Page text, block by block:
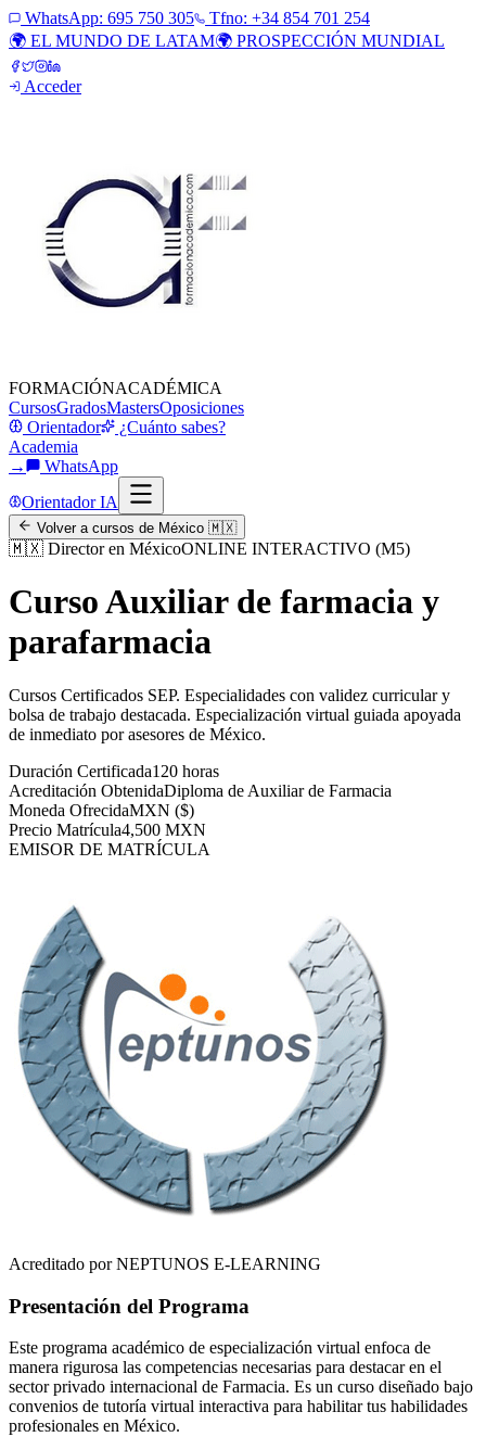
WhatsApp: 695 750 305
Tfno: +34 854 701 254
🌍 EL MUNDO DE LATAM🌍 PROSPECCIÓN MUNDIAL
Acceder
FORMACIÓNACADÉMICA
CursosGradosMastersOposiciones
Orientador
¿Cuánto sabes?
Academia
→
WhatsApp
Orientador IA
Volver a cursos de México 🇲🇽
🇲🇽 Director en MéxicoONLINE INTERACTIVO (M5)
Curso Auxiliar de farmacia y
parafarmacia
Cursos Certificados SEP. Especialidades con validez curricular y
bolsa de trabajo destacada. Especialización virtual guiada apoyada
de inmediato por asesores de México.
Duración Certificada120 horas
Acreditación ObtenidaDiploma de Auxiliar de Farmacia
Moneda OfrecidaMXN ($)
Precio Matrícula4,500 MXN
EMISOR DE MATRÍCULA
Acreditado por NEPTUNOS E-LEARNING
Presentación del Programa
Este programa académico de especialización virtual enfoca de
manera rigurosa las competencias necesarias para destacar en el
sector privado internacional de Farmacia. Es un curso diseñado bajo
convenios de tutoría virtual interactiva para habilitar tus habilidades
profesionales en México.